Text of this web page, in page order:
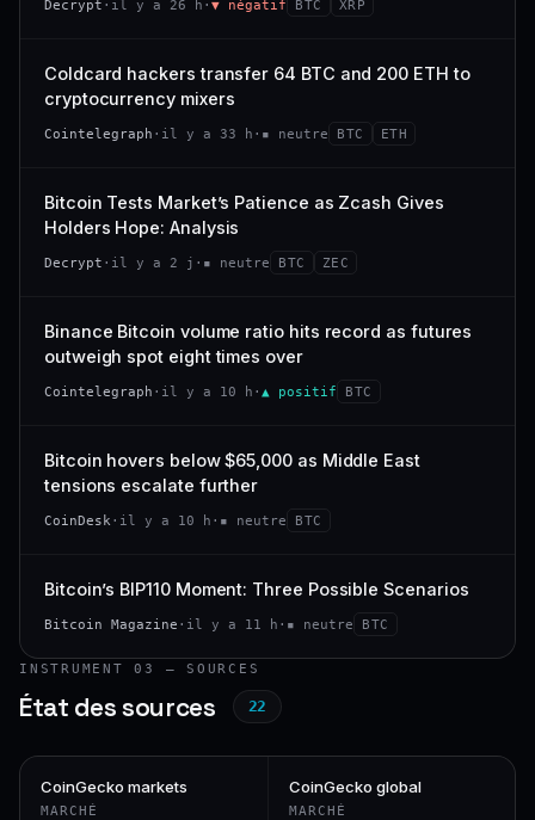
−0,4 % −2,9 %
−94,7 % #101
CONFIANCE
VAR. 7 J
CONFIANCE
Decrypt · il y a 26 h · ▼ négatif BTC XRP
Coldcard hackers transfer 64 BTC and 200 ETH to
cryptocurrency mixers
Cointelegraph · il y a 33 h · ▪ neutre BTC ETH
Bitcoin Tests Market’s Patience as Zcash Gives
Holders Hope: Analysis
Decrypt · il y a 2 j · ▪ neutre BTC ZEC
Binance Bitcoin volume ratio hits record as futures
outweigh spot eight times over
Cointelegraph · il y a 10 h · ▲ positif BTC
Bitcoin hovers below $65,000 as Middle East
tensions escalate further
CoinDesk · il y a 10 h · ▪ neutre BTC
Bitcoin’s BIP110 Moment: Three Possible Scenarios
Bitcoin Magazine · il y a 11 h · ▪ neutre BTC
INSTRUMENT 03 — SOURCES
État des sources 22
CoinGecko markets
MARCHÉ
CoinGecko global
MARCHÉ